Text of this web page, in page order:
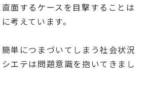
面するケースを目撃することは
考えています。
単につまづいてしまう社会状況
エテは問題意識を抱いてきまし